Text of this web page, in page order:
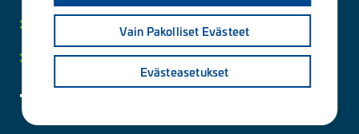
Lisää yhteystietoja
Yksityisyydensuoja ja tietosuojaselosteet
Vain Pakolliset Evästeet
Evästeasetukset